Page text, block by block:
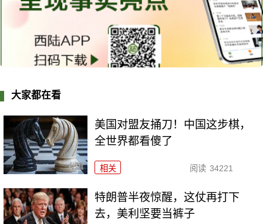
大家都在看
美国对盟友捅刀！中国这步棋，
全世界都看傻了
相关 阅读 34221
特朗普半夜惊醒，这仗再打下
去，美利坚要当裤子